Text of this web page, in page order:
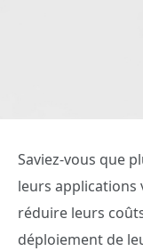
Saviez-vous que
leurs applications
réduire leurs
déploiement de